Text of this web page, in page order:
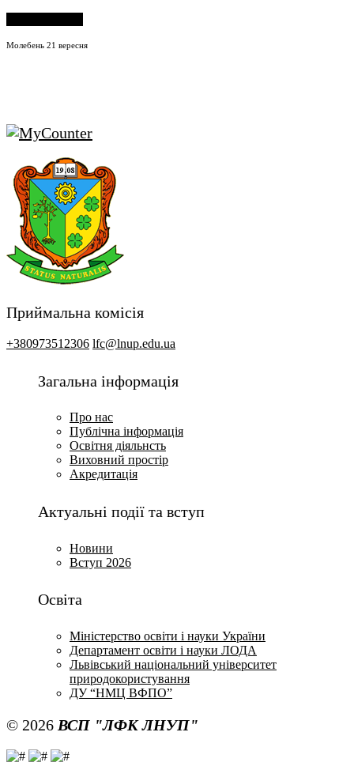
Молебень 21 вересня
Приймальна комісія
+380973512306 lfc@lnup.edu.ua
Загальна інформація
Про нас
Публічна інформація
Освітня діяльнсть
Виховний простір
Акредитація
Актуальні події та вступ
Новини
Вступ 2026
Освіта
Міністерство освіти і науки України
Департамент освіти і науки ЛОДА
Львівський національний університет
природокористування
ДУ “НМЦ ВФПО”
© 2026 ВСП "ЛФК ЛНУП"